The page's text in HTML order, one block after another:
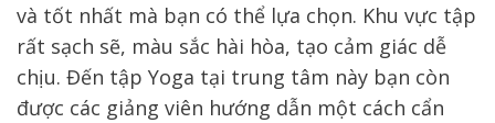
và tốt nhất mà bạn có thể lựa chọn. Khu vực tập
rất sạch sẽ, màu sắc hài hòa, tạo cảm giác dễ
chịu. Đến tập Yoga tại trung tâm này bạn còn
được các giảng viên hướng dẫn một cách cẩn